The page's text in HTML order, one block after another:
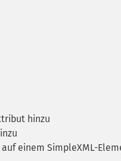
hinzu
einem SimpleXML-